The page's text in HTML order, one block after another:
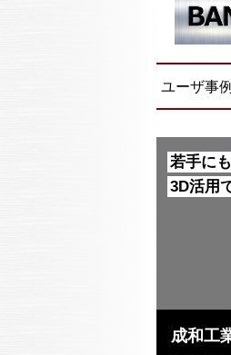
ユーザ事
若手に
3D活用
成和工